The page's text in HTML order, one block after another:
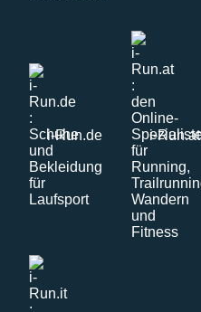
i-Run.de i-Run.at